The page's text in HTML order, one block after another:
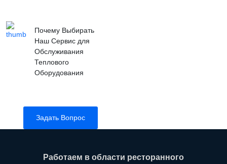
Почему Выбирать
Наш Сервис для
Обслуживания
Теплового
Оборудования
Задать Вопрос
Работаем в области ресторанного